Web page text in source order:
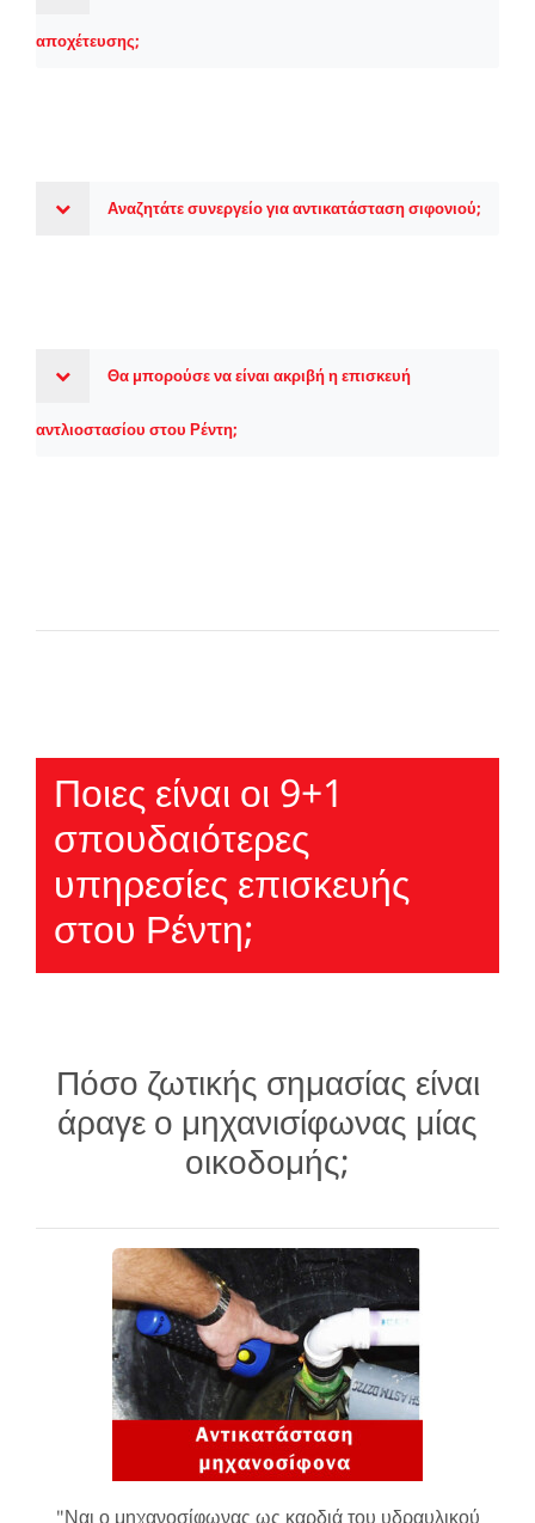
αποχέτευσης;
Αναζητάτε συνεργείο για αντικατάσταση σιφονιού;
Θα μπορούσε να είναι ακριβή η επισκευή
αντλιοστασίου στου Ρέντη;
Ποιες είναι οι 9+1
σπουδαιότερες
υπηρεσίες επισκευής
στου Ρέντη;
Πόσο ζωτικής σημασίας είναι
άραγε ο μηχανισίφωνας μίας
οικοδομής;
"Ναι ο μηχανοσίφωνας ως καρδιά του υδραυλικού